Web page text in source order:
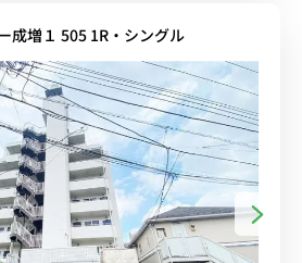
成増１ 505 1R・シングル